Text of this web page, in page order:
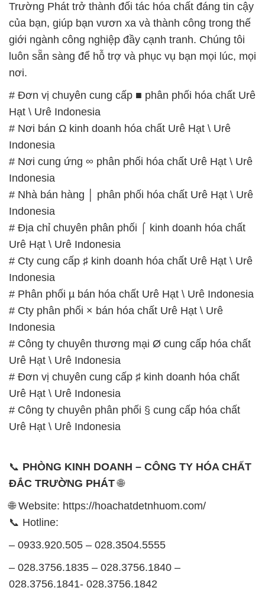
Trường Phát trở thành đối tác hóa chất đáng tin cậy
của bạn, giúp bạn vươn xa và thành công trong thế
giới ngành công nghiệp đầy cạnh tranh. Chúng tôi
luôn sẵn sàng để hỗ trợ và phục vụ bạn mọi lúc, mọi
nơi.
# Đơn vị chuyên cung cấp ■ phân phối hóa chất Urê
Hạt \ Urê Indonesia
# Nơi bán Ω kinh doanh hóa chất Urê Hạt \ Urê
Indonesia
# Nơi cung ứng ∞ phân phối hóa chất Urê Hạt \ Urê
Indonesia
# Nhà bán hàng │ phân phối hóa chất Urê Hạt \ Urê
Indonesia
# Địa chỉ chuyên phân phối ⌠ kinh doanh hóa chất
Urê Hạt \ Urê Indonesia
# Cty cung cấp ♯ kinh doanh hóa chất Urê Hạt \ Urê
Indonesia
# Phân phối µ bán hóa chất Urê Hạt \ Urê Indonesia
# Cty phân phối × bán hóa chất Urê Hạt \ Urê
Indonesia
# Công ty chuyên thương mại Ø cung cấp hóa chất
Urê Hạt \ Urê Indonesia
# Đơn vị chuyên cung cấp ♯ kinh doanh hóa chất
Urê Hạt \ Urê Indonesia
# Công ty chuyên phân phối § cung cấp hóa chất
Urê Hạt \ Urê Indonesia
📞 PHÒNG KINH DOANH – CÔNG TY HÓA CHẤT
ĐẮC TRƯỜNG PHÁT🌐
🌐 Website: https://hoachatdetnhuom.com/
📞 Hotline:
– 0933.920.505 – 028.3504.5555
– 028.3756.1835 – 028.3756.1840 –
028.3756.1841- 028.3756.1842